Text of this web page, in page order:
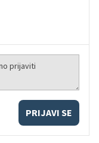
PRIJAVI SE